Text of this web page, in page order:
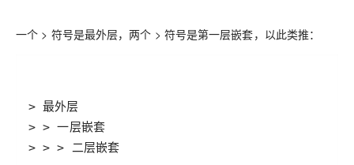
一个 > 符号是最外层，两个 > 符号是第一层嵌套，以此类推：
> > 一层嵌套
> > > 二层嵌套